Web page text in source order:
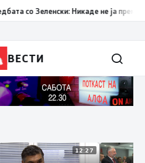
со Зеленски: Никаде не ја преминав
ВЕСТИ
12:27